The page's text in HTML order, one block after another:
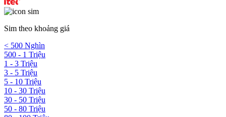
Sim theo khoảng giá
< 500 Nghìn
500 - 1 Triệu
1 - 3 Triệu
3 - 5 Triệu
5 - 10 Triệu
10 - 30 Triệu
30 - 50 Triệu
50 - 80 Triệu